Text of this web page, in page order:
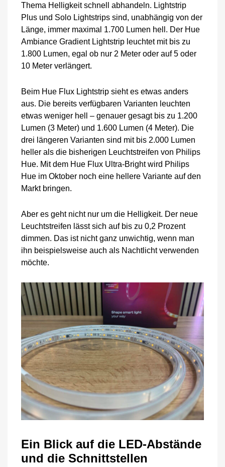
Thema Helligkeit schnell abhandeln. Lightstrip
Plus und Solo Lightstrips sind, unabhängig von der
Länge, immer maximal 1.700 Lumen hell. Der Hue
Ambiance Gradient Lightstrip leuchtet mit bis zu
1.800 Lumen, egal ob nur 2 Meter oder auf 5 oder
10 Meter verlängert.
Beim Hue Flux Lightstrip sieht es etwas anders
aus. Die bereits verfügbaren Varianten leuchten
etwas weniger hell – genauer gesagt bis zu 1.200
Lumen (3 Meter) und 1.600 Lumen (4 Meter). Die
drei längeren Varianten sind mit bis 2.000 Lumen
heller als die bisherigen Leuchtstreifen von Philips
Hue. Mit dem Hue Flux Ultra-Bright wird Philips
Hue im Oktober noch eine hellere Variante auf den
Markt bringen.
Aber es geht nicht nur um die Helligkeit. Der neue
Leuchtstreifen lässt sich auf bis zu 0,2 Prozent
dimmen. Das ist nicht ganz unwichtig, wenn man
ihn beispielsweise auch als Nachtlicht verwenden
möchte.
Ein Blick auf die LED-Abstände
und die Schnittstellen